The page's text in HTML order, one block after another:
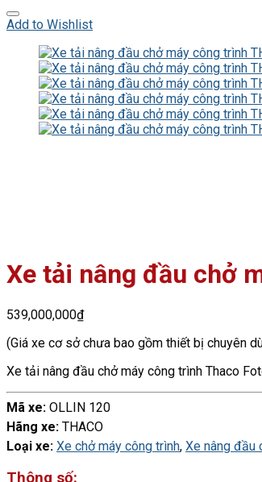
Add to Wishlist
Xe tải nâng đầu chở
539,000,000₫
(Giá xe cơ sở chưa bao gồm thiết bị chuyên
Xe tải nâng đầu chở máy công trình Thaco
Mã xe: OLLIN 120
Hãng xe: THACO
Loại xe: Xe chở máy công trình, Xe nâng đầu
Thông số: